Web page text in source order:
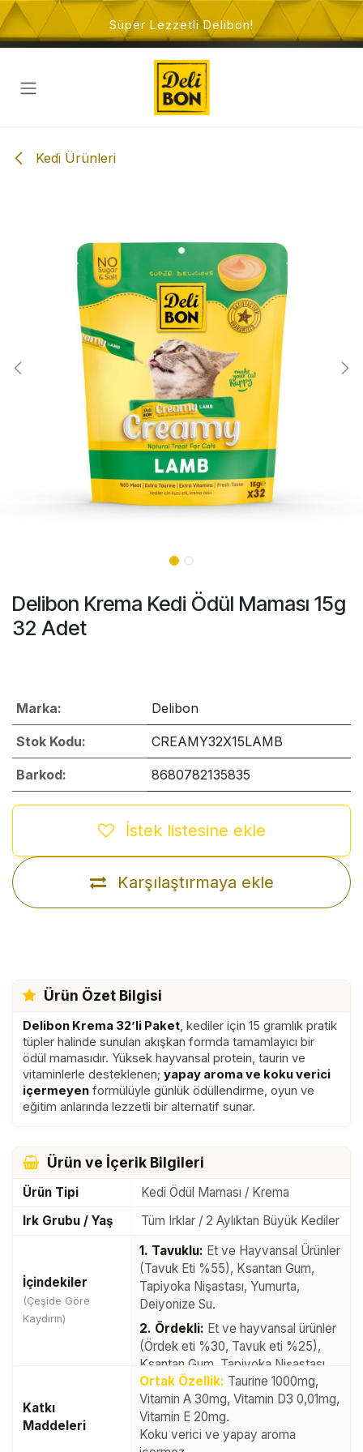
İçeriğe atla
Süper Lezzetli Delibon!
Kedi Ürünleri
Delibon Krema Kedi Ödül Maması 15g
32 Adet
Marka: Delibon
Stok Kodu: CREAMY32X15LAMB
Barkod: 8680782135835
Karşılaştırmaya ekle
İstek listesine ekle
Ürün Özet Bilgisi
Delibon Krema 32’li Paket, kediler için 15 gramlık pratik
tüpler halinde sunulan akışkan formda tamamlayıcı bir
ödül mamasıdır. Yüksek hayvansal protein, taurin ve
vitaminlerle desteklenen; yapay aroma ve koku verici
içermeyen formülüyle günlük ödüllendirme, oyun ve
eğitim anlarında lezzetli bir alternatif sunar.
Ürün ve İçerik Bilgileri
Ürün Tipi
Kedi Ödül Maması / Krema
Irk Grubu / Yaş
Tüm Irklar / 2 Aylıktan Büyük Kediler
İçindekiler
(Çeşide Göre
Kaydırın)
1. Tavuklu: Et ve Hayvansal Ürünler
(Tavuk Eti %55), Ksantan Gum,
Tapiyoka Nişastası, Yumurta,
Deiyonize Su.
2. Ördekli: Et ve hayvansal ürünler
(Ördek eti %30, Tavuk eti %25),
Ksantan Gum, Tapiyoka Nişastası,
Yumurta, Deiyonize Su.
3. Keçi Sütlü:Et ve hayvansal
ürünler (Tavuk eti %55), Keçi Sütü,
Ksantan Gum, Tapiyoka Nişastası,
Katkı
Maddeleri
Ortak Özellik: Taurine 1000mg,
Vitamin A 30mg, Vitamin D3 0,01mg,
Vitamin E 20mg.
Koku verici ve yapay aroma